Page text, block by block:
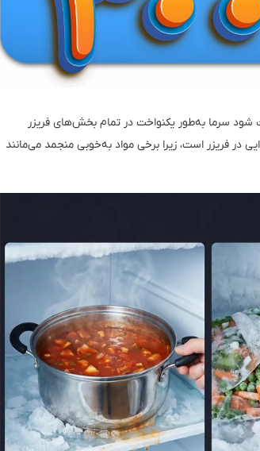
سرما به‌طور یکنواخت در تمام بخش‌های فریزر
فریزر است، زیرا برخی مواد به‌خوبی منجمد می‌مانند